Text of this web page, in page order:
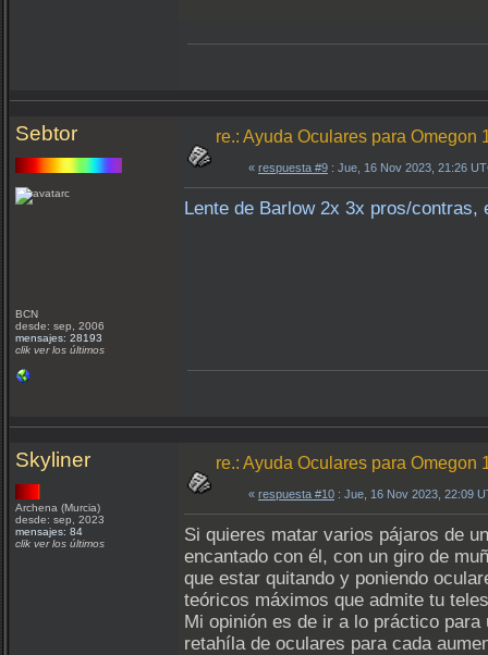
Sebtor
BCN
desde: sep, 2006
mensajes: 28193
clik ver los últimos
re.: Ayuda Oculares para
« respuesta #9 : Jue, 16 Nov 2023, 21:26
Lente de Barlow 2x 3x pros/
Skyliner
Archena (Murcia)
desde: sep, 2023
mensajes: 84
clik ver los últimos
re.: Ayuda Oculares para
« respuesta #10 : Jue, 16 Nov 2023, 22:09
Si quieres matar varios pájaros de
encantado con él, con un giro de
que estar quitando y poniendo
teóricos máximos que admite tu
Mi opinión es de ir a lo práctico
retahíla de oculares para cada